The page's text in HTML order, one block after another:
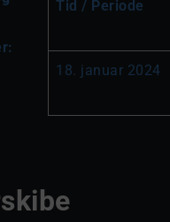
Tid / Periode
18. januar 2024